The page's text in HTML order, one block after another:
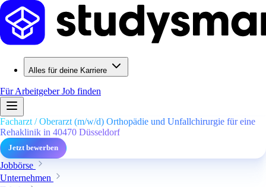
Alles für deine Karriere
Für ArbeitgeberJob finden
Facharzt / Oberarzt (m/w/d) Orthopädie und Unfallchirurgie für eine
Rehaklinik in 40470 Düsseldorf
Jetzt bewerben
Jobbörse
Unternehmen